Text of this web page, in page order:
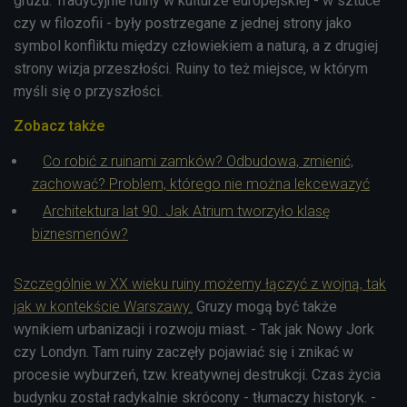
czy w filozofii - były postrzegane z jednej strony jako
symbol konfliktu między człowiekiem a naturą, a z drugiej
strony wizja przeszłości. Ruiny to też miejsce, w którym
myśli się o przyszłości.
Zobacz także
Co robić z ruinami zamków? Odbudowa, zmienić,
zachować? Problem, którego nie można lekcewazyć
Architektura lat 90. Jak Atrium tworzyło klasę
biznesmenów?
Szczególnie w XX wieku ruiny możemy łączyć z wojną, tak
jak w kontekście Warszawy. Gruzy mogą być także
wynikiem urbanizacji i rozwoju miast. - Tak jak Nowy Jork
czy Londyn. Tam ruiny zaczęły pojawiać się i znikać w
procesie wyburzeń, tzw. kreatywnej destrukcji. Czas życia
budynku został radykalnie skrócony - tłumaczy historyk. -